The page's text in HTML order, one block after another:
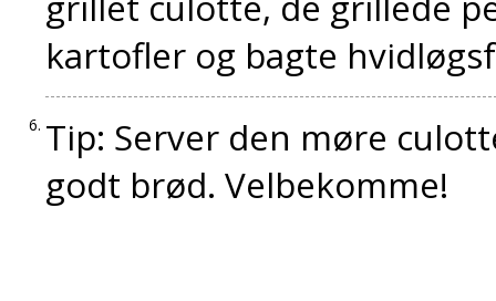
kartofler og bagte
Tip: Server den møre
godt brød. Velbekomme!